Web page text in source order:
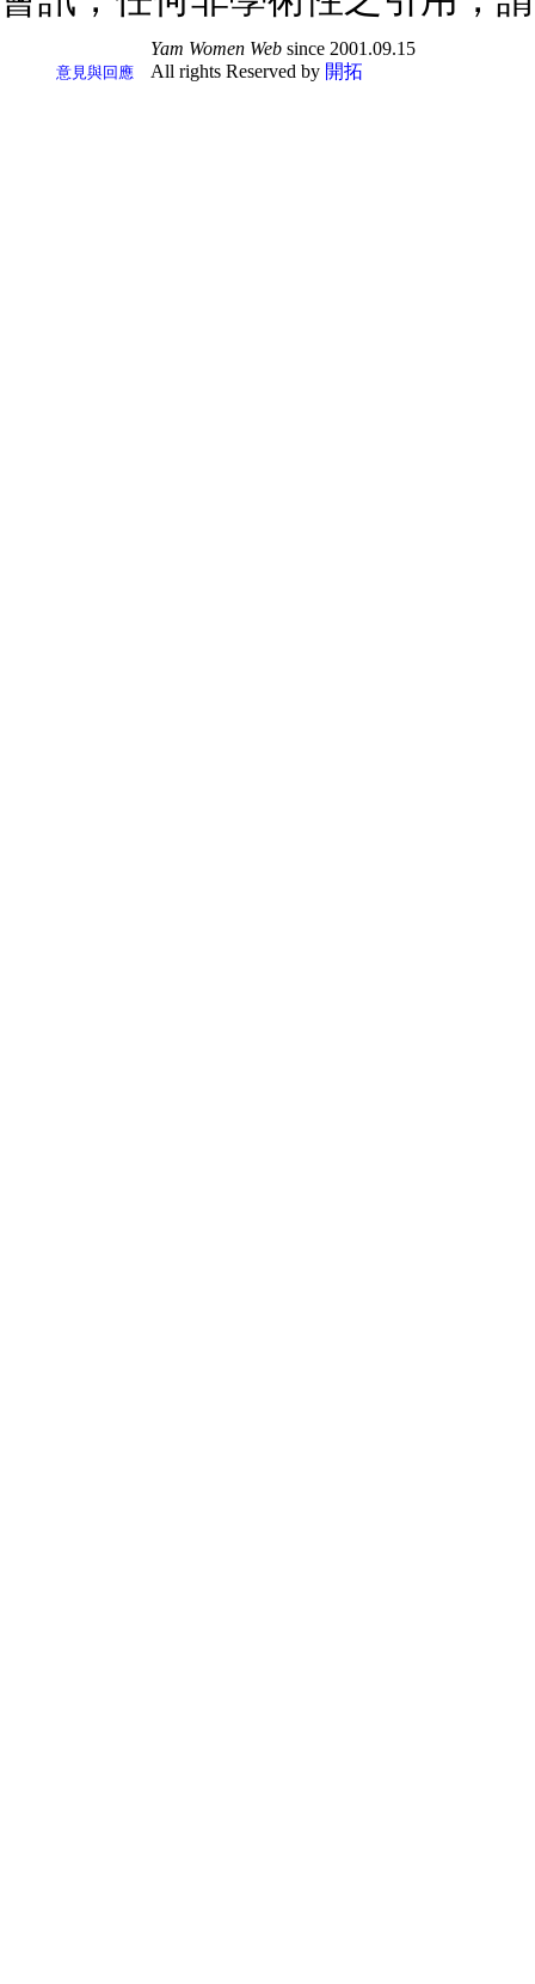
意見與回應
Yam Women Web since 2001.09.15
All rights Reserved by 開拓